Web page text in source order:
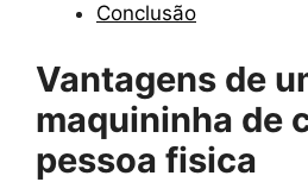
Conclusão
Vantagens de
maquininha de
pessoa fisica